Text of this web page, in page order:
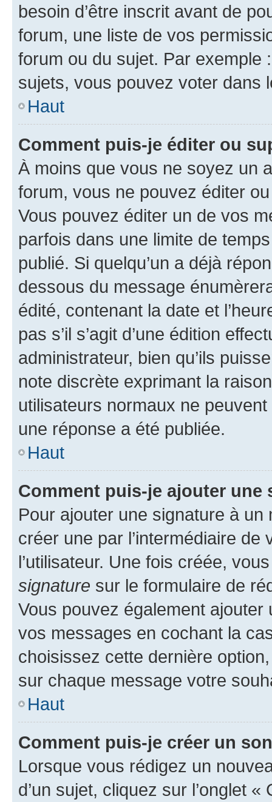
besoin d’être inscrit avant de
forum, une liste de vos
forum ou du sujet. Par exemple
sujets, vous pouvez voter dans
Haut
Comment puis-je éditer ou
À moins que vous ne soyez un
forum, vous ne pouvez éditer
Vous pouvez éditer un de vos
parfois dans une limite de
publié. Si quelqu’un a déjà
dessous du message
édité, contenant la date et
pas s’il s’agit d’une édition
administrateur, bien qu’ils
note discrète exprimant la
utilisateurs normaux ne
une réponse a été publiée.
Haut
Comment puis-je ajouter une
Pour ajouter une signature à un
créer une par l’intermédiaire
l’utilisateur. Une fois créée,
signature sur le formulaire de
Vous pouvez également
vos messages en cochant la
choisissez cette dernière
sur chaque message votre
Haut
Comment puis-je créer un
Lorsque vous rédigez un
d’un sujet, cliquez sur l’onglet